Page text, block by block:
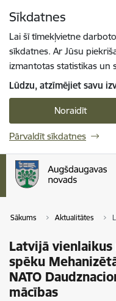
Sīkdatnes
Lai šī tīmekļvietne
sīkdatnes. Ar Jūsu
izmantotas statistikas un
Lūdzu, atzīmējiet savu
Noraidīt
Pārvaldīt sīkdatnes
Sākums Aktualitātes
Latvijā vienlaikus
spēku
NATO
mācības